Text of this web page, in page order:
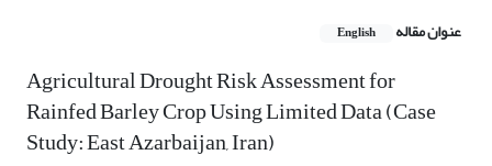
عنوان مقاله English
Agricultural Drought Risk Assessment for
Rainfed Barley Crop Using Limited Data (Case
Study: East Azarbaijan, Iran)